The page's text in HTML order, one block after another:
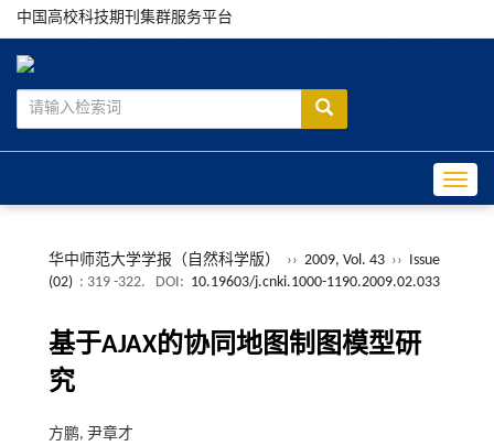
中国高校科技期刊集群服务平台
华中师范大学学报（自然科学版） ›› 2009, Vol. 43 ›› Issue
(02) : 319 -322. DOI: 10.19603/j.cnki.1000-1190.2009.02.033
基于AJAX的协同地图制图模型研
究
方鹏, 尹章才